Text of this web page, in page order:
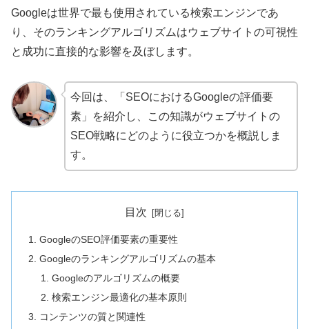
Googleは世界で最も使用されている検索エンジンであ
り、そのランキングアルゴリズムはウェブサイトの可視性
と成功に直接的な影響を及ぼします。
今回は、「SEOにおけるGoogleの評価要
素」を紹介し、この知識がウェブサイトの
SEO戦略にどのように役立つかを概説しま
す。
目次
GoogleのSEO評価要素の重要性
Googleのランキングアルゴリズムの基本
Googleのアルゴリズムの概要
検索エンジン最適化の基本原則
コンテンツの質と関連性